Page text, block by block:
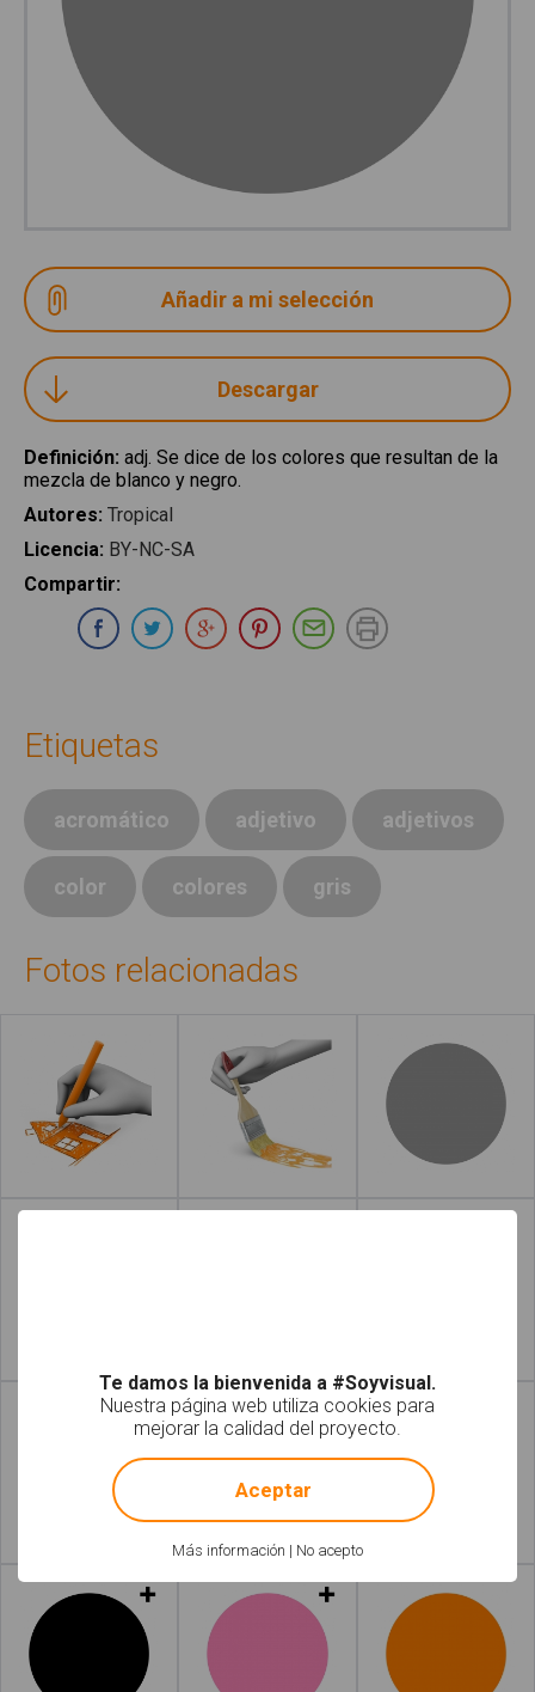
Descargar
Definición: adj. Se dice de los colores que resultan de la
mezcla de blanco y negro.
Autores: Tropical
Licencia: BY-NC-SA
Compartir:
Compartir en Whatsapp
Compartir en Facebook
Compartir en Twitter
Compartir en Google Plus
Compartir en Pinterest
Compartir por E-
Etiquetas
acromático adjetivo adjetivos
color colores gris
Fotos relacionadas
Leer más Leer más
Leer más Leer más
Te damos la bienvenida a #Soyvisual.
Nuestra página web utiliza cookies para
mejorar la calidad del proyecto.
Más información | No acepto
! Not valid!
Aceptar